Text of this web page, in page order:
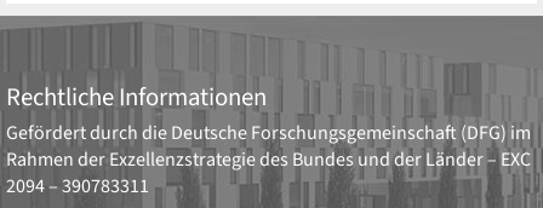
Rechtliche Informationen
Gefördert durch dieDeutsche Forschungsgemeinschaft (DFG) im
Rahmen der Exzellenzstrategie des Bundes und der Länder – EXC
2094 – 390783311